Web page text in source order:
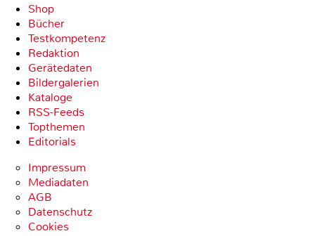
Shop
Bücher
Testkompetenz
Redaktion
Gerätedaten
Bildergalerien
Kataloge
RSS-Feeds
Topthemen
Editorials
Impressum
Mediadaten
AGB
Datenschutz
Cookies